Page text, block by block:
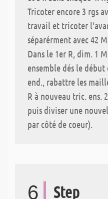
Tricoter encore 3 rgs
travail et tricoter
séparérment avec 42
Dans le 1er R, dim. 1
ensemble dés le
end., rabattre les
R à nouveau tric. ens.
puis diviser une
par côté de coeur).
6 Step